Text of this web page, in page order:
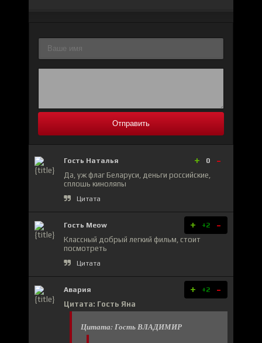
Отправить
Гость Наталья + 0 -
Да, уж флаг Беларуси, деньги российские,
сплошь киноляпы
Цитата
Гость Meow + +2 -
Классный добрый легкий фильм, стоит
посмотреть
Цитата
Авария + +2 -
Цитата: Гость Яна
Цитата: Гость ВЛАДИМИР